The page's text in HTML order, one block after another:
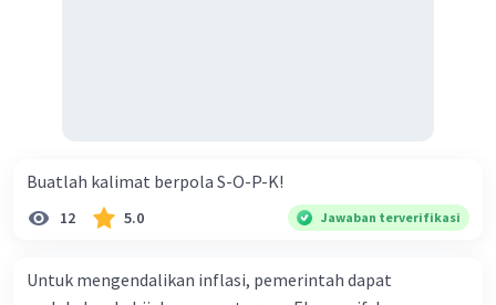
Buatlah kalimat berpola S-O-P-K!
12 5.0 Jawaban terverifikasi
Untuk mengendalikan inflasi, pemerintah dapat